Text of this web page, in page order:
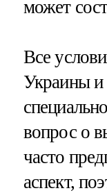
может
Все
Украины
вопрос о
часто
аспект,